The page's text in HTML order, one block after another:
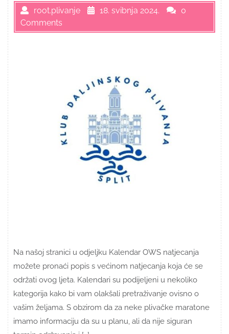
root.plivanje 18. svibnja 2024.
0
Comments
Na našoj stranici u odjeljku Kalendar OWS natjecanja
možete pronaći popis s većinom natjecanja koja će se
održati ovog ljeta. Kalendari su podijeljeni u nekoliko
kategorija kako bi vam olakšali pretraživanje ovisno o
vašim željama. S obzirom da za neke plivačke maratone
imamo informaciju da su u planu, ali da nije siguran